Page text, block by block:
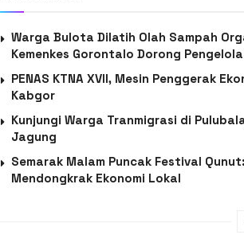
Warga Bulota Dilatih Olah Sampah
Kemenkes Gorontalo Dorong
PENAS KTNA XVII, Mesin Penggerak
Kabgor
Kunjungi Warga Tranmigrasi di
Jagung
Semarak Malam Puncak Festival
Mendongkrak Ekonomi Lokal